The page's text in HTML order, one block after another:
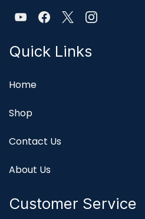
Quick Links
Home
Shop
Contact Us
About Us
Customer Service